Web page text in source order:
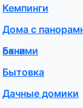
Кемпинги
Дома с
окнами
Бани
Бытовка
Дачные домики